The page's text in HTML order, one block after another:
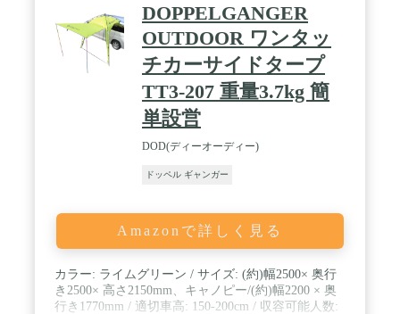
DOPPELGANGER
OUTDOOR ワンタッ
チカーサイドタープ
TT3-207 重量3.7kg 簡
単設営
DOD(ディーオーディー)
ドッペル ギャンガー
Amazonで詳しく見る
カラー: ライムグリーン / サイズ: (約)幅2500× 奥行
き2500× 高さ2150mm、キャノピー/(約)幅2200 × 奥
行き1770mm / 適切車高: 150-200cm / 収容可能人数: